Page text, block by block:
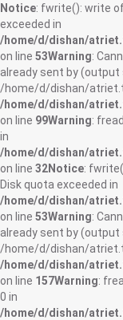
Notice: fwrite(): write
exceeded in
/home/d/dishan/
on line 53Warning:
already sent by
/home/d/dishan/
/home/d/dishan/
on line 99Warning:
in
/home/d/dishan/
on line 32Notice:
Disk quota exceeded in
/home/d/dishan/
on line 53Warning:
already sent by
/home/d/dishan/
/home/d/dishan/
on line 157Warning:
0 in
/home/d/dishan/